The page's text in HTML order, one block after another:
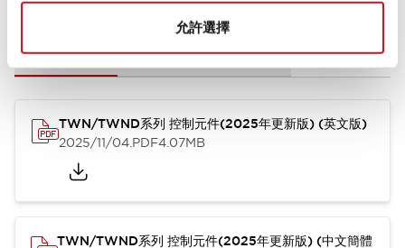
允許選擇
型錄和宣傳手冊 CAD檔 認證與標準 其他
TWN/TWND系列 控制元件(2025年更新版) (英文版)
2025/11/04.PDF4.07MB
TWN/TWND系列 控制元件(2025年更新版) (中文簡體